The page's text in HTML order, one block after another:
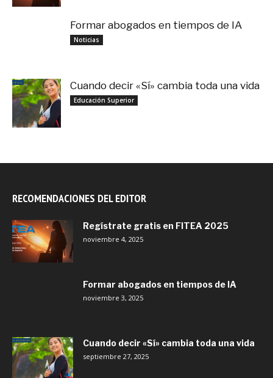
Formar abogados en tiempos de IA
Noticias
Cuando decir «Sí» cambia toda una vida
Educación Superior
RECOMENDACIONES DEL EDITOR
Regístrate gratis en FITEA 2025
noviembre 4, 2025
Formar abogados en tiempos de IA
noviembre 3, 2025
Cuando decir «Sí» cambia toda una vida
septiembre 27, 2025